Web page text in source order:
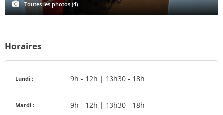
Toutes les photos (4)
Horaires
Lundi : 9h - 12h | 13h30 - 18h
Mardi : 9h - 12h | 13h30 - 18h